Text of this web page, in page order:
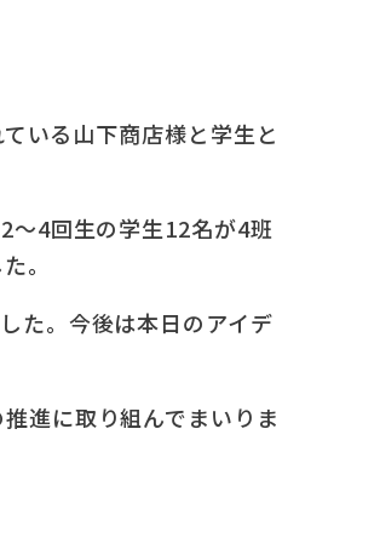
いる山下商店様と学生と
～4回生の学生12名が4班
。
た。今後は本日のアイデ
進に取り組んでまいりま